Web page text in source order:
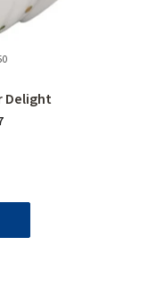
Delight